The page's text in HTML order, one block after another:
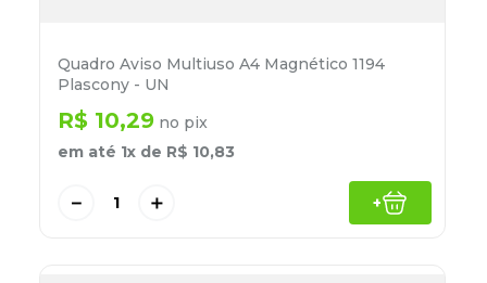
Quadro Aviso Multiuso A4 Magnético 1194
Plascony - UN
R$ 10,29 no pix
em até 1x de R$ 10,83
＋
－ +